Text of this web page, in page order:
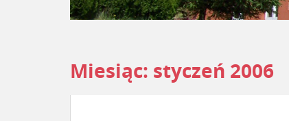
Miesiąc: styczeń 2006